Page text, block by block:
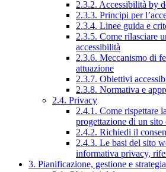
2.3.2. Accessibilità by
2.3.3. Principi per
2.3.4. Linee guida e
2.3.5. Come rilasciare
accessibilità
2.3.6. Meccanismo di
attuazione
2.3.7. Obiettivi
2.3.8. Normativa e
2.4. Privacy
2.4.1. Come rispettare
progettazione di un
2.4.2. Richiedi il
2.4.3. Le basi del sito
informativa privacy,
3. Pianificazione, gestione e strategia